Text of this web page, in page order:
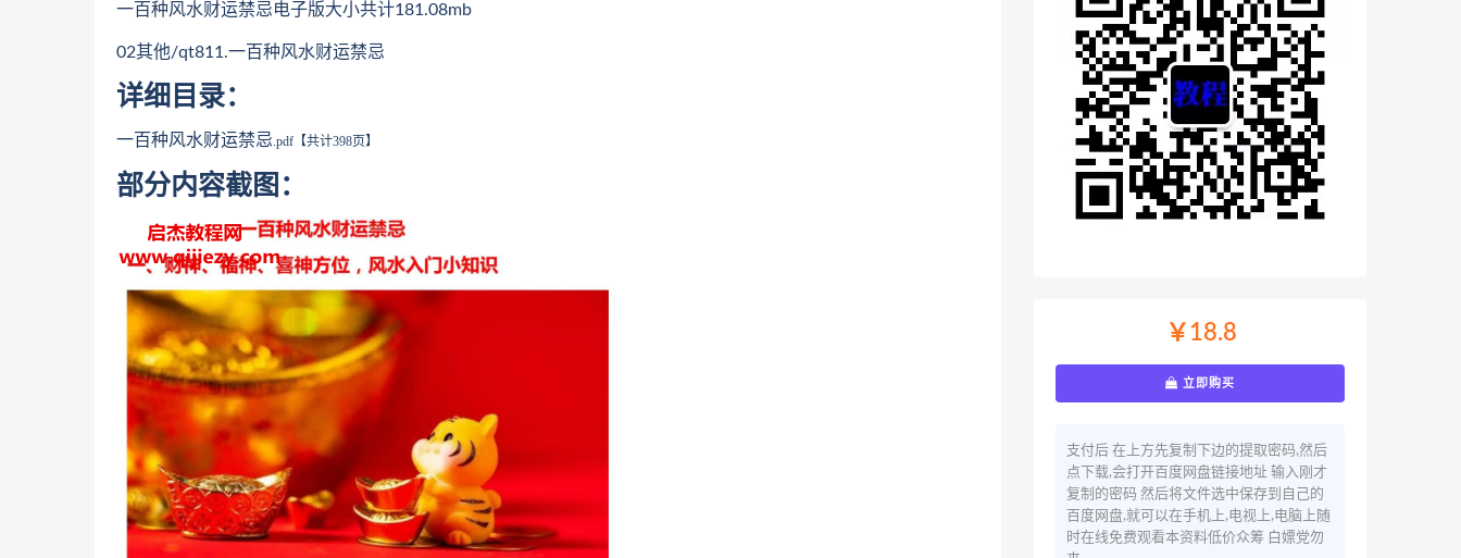
一百种风水财运禁忌电子版大小共计181.08mb
02其他/qt811.一百种风水财运禁忌
详细目录：
一百种风水财运禁忌.pdf【共计398页】
部分内容截图：
￥18.8
立即购买
支付后 在上方先复制下边的提取密码,然后
点下载,会打开百度网盘链接地址 输入刚才
复制的密码 然后将文件选中保存到自己的
百度网盘,就可以在手机上,电视上,电脑上随
时在线免费观看本资料低价众筹 白嫖党勿